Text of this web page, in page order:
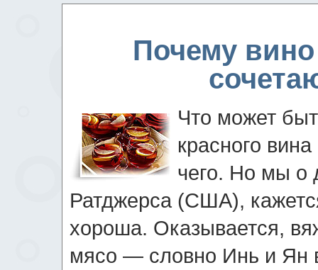
Почему
Что может
красного
чего. Но мы о
Ратджерса (США),
хороша. Оказывается,
мясо — словно Инь и Ян